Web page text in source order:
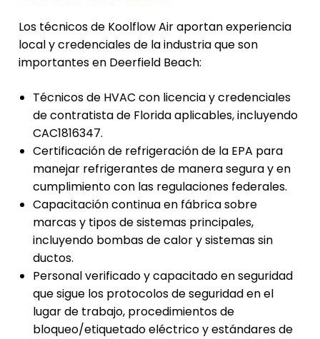
Los técnicos de Koolflow Air aportan experiencia
local y credenciales de la industria que son
importantes en Deerfield Beach:
Técnicos de HVAC con licencia y credenciales
de contratista de Florida aplicables, incluyendo
CAC1816347.
Certificación de refrigeración de la EPA para
manejar refrigerantes de manera segura y en
cumplimiento con las regulaciones federales.
Capacitación continua en fábrica sobre
marcas y tipos de sistemas principales,
incluyendo bombas de calor y sistemas sin
ductos.
Personal verificado y capacitado en seguridad
que sigue los protocolos de seguridad en el
lugar de trabajo, procedimientos de
bloqueo/etiquetado eléctrico y estándares de